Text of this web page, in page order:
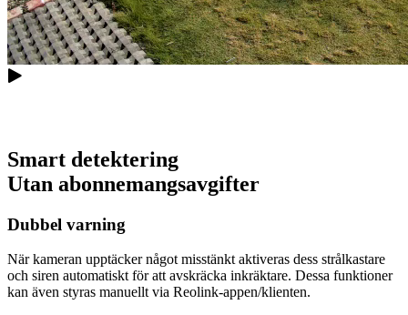
Smart detektering
Utan abonnemangsavgifter
Dubbel varning
När kameran upptäcker något misstänkt aktiveras dess strålkastare
och siren automatiskt för att avskräcka inkräktare. Dessa funktioner
kan även styras manuellt via Reolink-appen/klienten.